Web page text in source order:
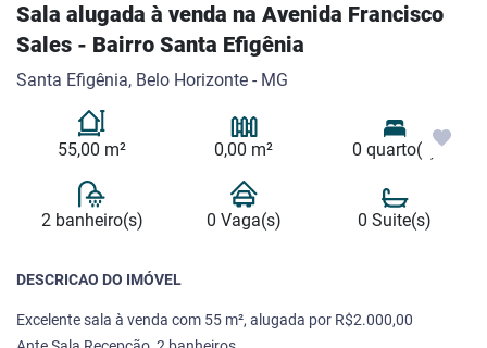
Sala alugada à venda na Avenida Francisco
Sales - Bairro Santa Efigênia
Santa Efigênia, Belo Horizonte - MG
55,00 m² 0,00 m² 0 quarto(s)
2 banheiro(s) 0 Vaga(s) 0 Suite(s)
DESCRICAO DO IMÓVEL
Excelente sala à venda com 55 m², alugada por R$2.000,00